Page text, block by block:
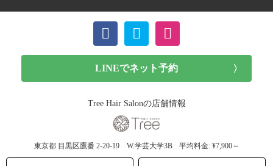
Tree Hair Salonの店舗情報
東京都 目黒区鷹番 2-20-19 W.学芸大学3B 平均料金: ¥7,900～